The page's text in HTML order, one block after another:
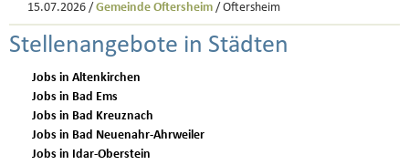
15.07.2026 / Gemeinde Oftersheim / Oftersheim
Stellenangebote in Städten
Jobs in Altenkirchen
Jobs in Bad Ems
Jobs in Bad Kreuznach
Jobs in Bad Neuenahr-Ahrweiler
Jobs in Idar-Oberstein